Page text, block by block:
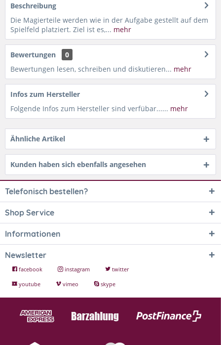
Beschreibung
Die Magierteile werden wie in der Aufgabe gestellt auf dem
Spielfeld platziert. Ziel ist es,... mehr
Bewertungen
0
Bewertungen lesen, schreiben und diskutieren... mehr
Infos zum Hersteller
Folgende Infos zum Hersteller sind verfübar...... mehr
Ähnliche Artikel
Kunden haben sich ebenfalls angesehen
Telefonisch bestellen?
Shop Service
Informationen
Newsletter
facebook instagram
twitter
youtube
vimeo skype